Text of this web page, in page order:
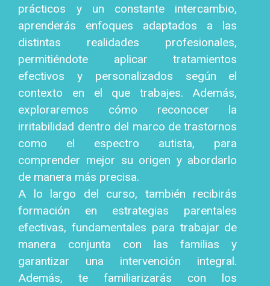
prácticos y un constante intercambio,
aprenderás enfoques adaptados a las
distintas realidades profesionales,
permitiéndote aplicar tratamientos
efectivos y personalizados según el
contexto en el que trabajes. Además,
exploraremos cómo reconocer la
irritabilidad dentro del marco de trastornos
como el espectro autista, para
comprender mejor su origen y abordarlo
de manera más precisa.
A lo largo del curso, también recibirás
formación en estrategias parentales
efectivas, fundamentales para trabajar de
manera conjunta con las familias y
garantizar una intervención integral.
Además, te familiarizarás con los